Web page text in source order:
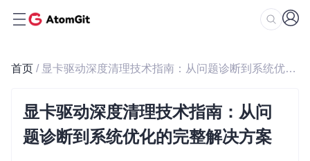
首页 / 显卡驱动深度清理技术指南：从问题诊断到系统优化的完整解决方案
显卡驱动深度清理技术指南：从问
题诊断到系统优化的完整解决方案